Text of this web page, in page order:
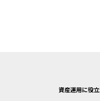
資産運用に役